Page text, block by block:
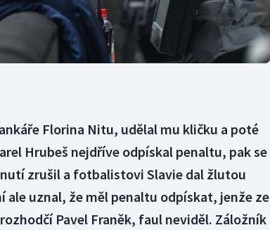
Florina Nitu, udělal mu kličku a poté
Hrubeš nejdříve odpískal penaltu, pak se
zrušil a fotbalistovi Slavie dal žlutou
ale uznal, že měl penaltu odpískat, jenže ze
Pavel Franěk, faul neviděl. Záložník